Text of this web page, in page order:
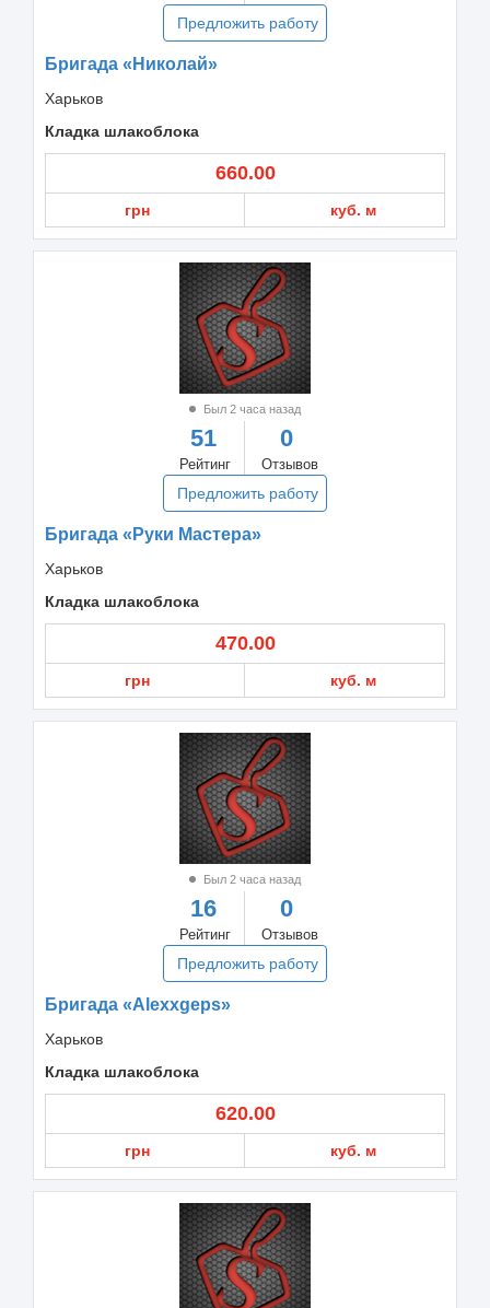
Предложить работу
Бригада «Николай»
Харьков
Кладка шлакоблока
660.00
грн куб. м
Был 2 часа назад
51
Рейтинг
0
Отзывов
Предложить работу
Бригада «Руки Мастера»
Харьков
Кладка шлакоблока
470.00
грн куб. м
Был 2 часа назад
16
Рейтинг
0
Отзывов
Предложить работу
Бригада «Alexxgeps»
Харьков
Кладка шлакоблока
620.00
грн куб. м